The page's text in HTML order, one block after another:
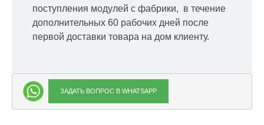
поступления модулей с фабрики, в течение
дополнительных 60 рабочих дней после
первой доставки товара на дом клиенту.
ЗАДАТЬ ВОПРОС В WHATSAPP